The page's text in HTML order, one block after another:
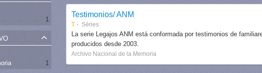
1
1
Testimonios/ ANM
T Séries
La serie Legajos ANM está conformada por testimonios de
producidos desde 2003.
Archivo Nacional de la Memoria